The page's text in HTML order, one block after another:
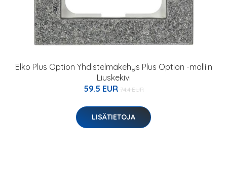
Elko Plus Option Yhdistelmäkehys Plus Option -malliin
Liuskekivi
59.5 EUR 74.4 EUR
LISÄTIETOJA